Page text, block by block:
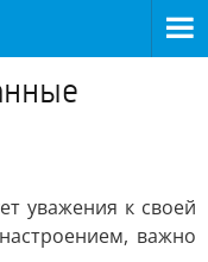
уважения к своей
важно